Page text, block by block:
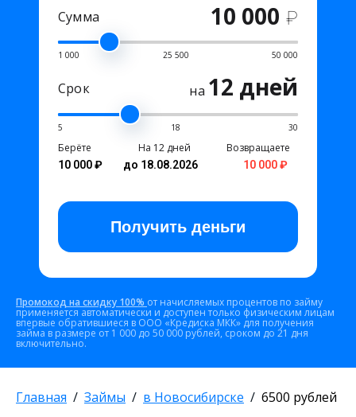
Сумма 10 000 ₽
1 000 25 500 50 000
Срок на 12 дней
5 18 30
Берёте
10 000 ₽
На 12 дней
до 18.08.2026
Возвращаете
10 000 ₽
Получить деньги
Промокод на скидку 100% от начисляемых процентов по займу
применяется автоматически и доступен только физическим лицам
впервые обратившиеся в ООО «Кредиска МКК» для получения
займа в размере от 1 000 до 50 000 рублей, сроком до 21 дня
включительно.
Главная Займы в Новосибирске 6500 рублей